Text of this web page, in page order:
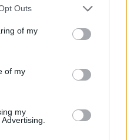
Outs
of my
of my
my
depresijas gadījumā
un meklēt palīdzību.
parunājusi ar
dari to pēc
tev tas tiešām ir jādara.
pati no sevis, lai